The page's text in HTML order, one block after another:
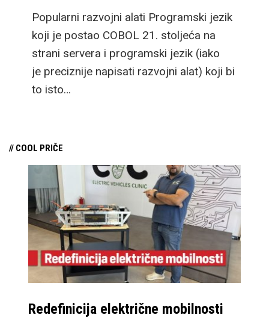
Popularni razvojni alati Programski jezik
koji je postao COBOL 21. stoljeća na
strani servera i programski jezik (iako
je preciznije napisati razvojni alat) koji bi
to isto…
// COOL PRIČE
Redefinicija električne mobilnosti